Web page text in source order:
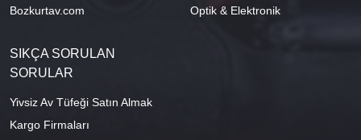
Bozkurtav.com
Optik & Elektronik
SIKÇA SORULAN
SORULAR
Yivsiz Av Tüfeği Satın Almak
Kargo Firmaları